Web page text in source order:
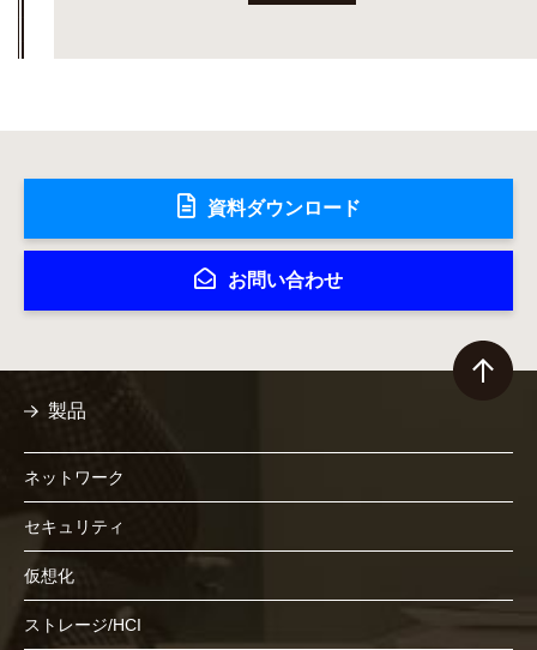
資料ダウンロード
お問い合わせ
製品
ネットワーク
セキュリティ
仮想化
ストレージ/HCI